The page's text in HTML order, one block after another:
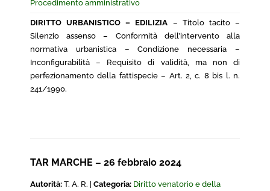
Procedimento amministrativo
DIRITTO URBANISTICO – EDILIZIA – Titolo tacito –
Silenzio assenso – Conformità dell’intervento alla
normativa urbanistica – Condizione necessaria –
Inconfigurabilità – Requisito di validità, ma non di
perfezionamento della fattispecie – Art. 2, c. 8 bis l. n.
241/1990.
TAR MARCHE – 26 febbraio 2024
Autorità: T. A. R. | Categoria: Diritto venatorio e della